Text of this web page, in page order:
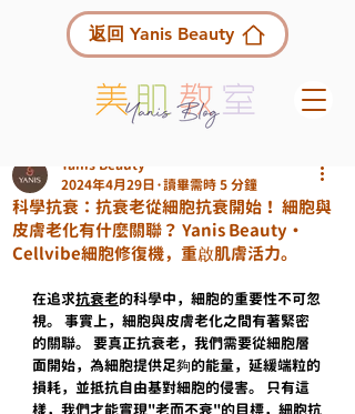
返回 Yanis Beauty
科學抗衰：抗衰老從細胞抗衰開始！ 細胞與
皮膚老化有什麼關聯？ Yanis Beauty・
Cellvibe細胞修復機，重啟肌膚活力。
Yanis Beauty
2024年4月29日 讀畢需時 5 分鐘
在追求抗衰老的科學中，細胞的重要性不可忽
視。 事實上，細胞與皮膚老化之間有著緊密
的關聯。 要真正抗衰老，我們需要從細胞層
面開始，為細胞提供足夠的能量，延緩端粒的
損耗，並抵抗自由基對細胞的侵害。 只有這
樣，我們才能實現"老而不衰"的目標，細胞抗